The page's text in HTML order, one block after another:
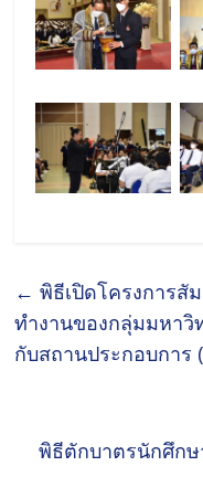
← พิธีเปิดโครงการสั
ทำงานของกลุ่มมหาวิ
กับสถานประกอบการ
พิธีตักบาตรนักศึกษ